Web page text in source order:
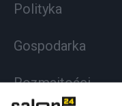
Polityka
Gospodarka
Rozmaitości